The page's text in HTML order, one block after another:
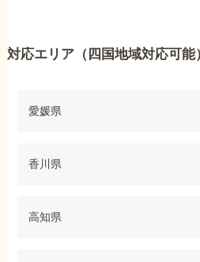
対応エリア（四国地域対応可能
愛媛県
香川県
高知県